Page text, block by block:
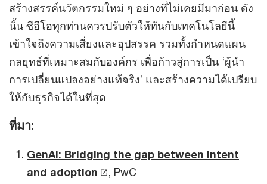
สร้างสรรค์นวัตกรรมใหม่ ๆ อย่างที่ไม่เคยมีมาก่อน ดัง
นั้น ซีอีโอทุกท่านควรปรับตัวให้ทันกับเทคโนโลยีนี้
เข้าใจถึงความเสี่ยงและอุปสรรค รวมทั้งกำหนดแผน
กลยุทธ์ที่เหมาะสมกับองค์กร เพื่อก้าวสู่การเป็น ‘ผู้นำ
การเปลี่ยนแปลงอย่างแท้จริง’ และสร้างความได้เปรียบ
ให้กับธุรกิจได้ในที่สุด
ที่มา:
GenAI: Bridging the gap between intent
and adoption
, PwC